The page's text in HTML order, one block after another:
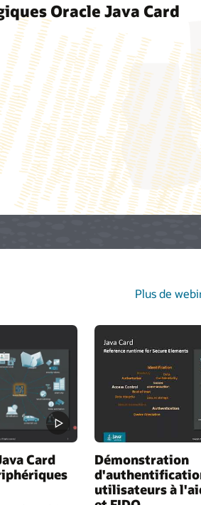
Oracle Java Card
Plus de
Card
Démonstration
utilisateurs à